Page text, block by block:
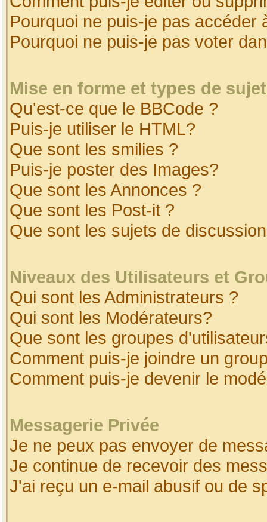
Pourquoi ne puis-je pas accéder
Pourquoi ne puis-je pas voter
Mise en forme et types de
Qu'est-ce que le BBCode ?
Puis-je utiliser le HTML?
Que sont les smilies ?
Puis-je poster des Images?
Que sont les Annonces ?
Que sont les Post-it ?
Que sont les sujets de
Niveaux des Utilisateurs et
Qui sont les Administrateurs ?
Qui sont les Modérateurs?
Que sont les groupes
Comment puis-je joindre un
Comment puis-je devenir le
Messagerie Privée
Je ne peux pas envoyer de
Je continue de recevoir des
J'ai reçu un e-mail abusif ou de